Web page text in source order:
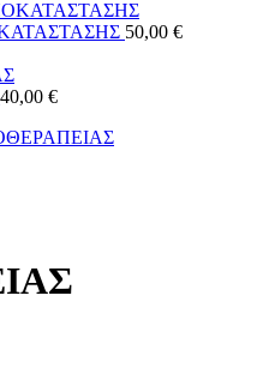
50,00 €
40,00 €